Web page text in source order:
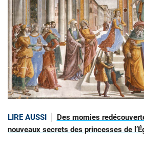
LIRE AUSSI
Des momies
nouveaux secrets des princesses de